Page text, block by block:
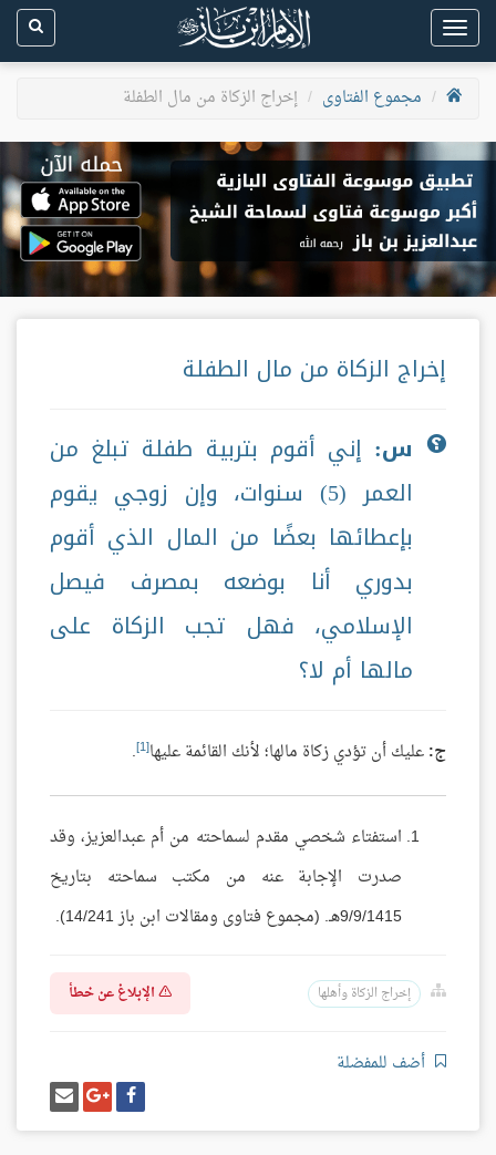
Toggle
navigation
مجموع الفتاوى
إخراج الزكاة من مال الطفلة
إخراج الزكاة من مال الطفلة
س: إني أقوم بتربية طفلة تبلغ من
العمر (5) سنوات، وإن زوجي يقوم
بإعطائها بعضًا من المال الذي أقوم
بدوري أنا بوضعه بمصرف فيصل
الإسلامي، فهل تجب الزكاة على
مالها أم لا؟
ج:عليك أن تؤدي زكاة مالها؛ لأنك القائمة عليها[1]
.
استفتاء شخصي مقدم لسماحته من أم عبدالعزيز، وقد
صدرت الإجابة عنه من مكتب سماحته بتاريخ
9/9/1415هـ. (مجموع فتاوى ومقالات ابن باز 14/241).
إخراج الزكاة وأهلها الإبلاغ عن خطأ
أضف للمفضلة
شارك
على
فيسبوك
شارك
على
غوغل
بلس
إرسل
إيميل